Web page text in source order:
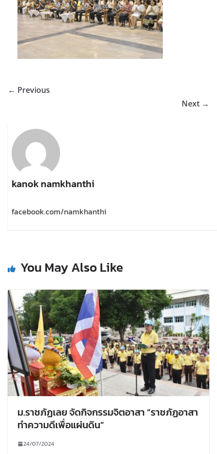
← Previous
Next →
kanok namkhanthi
facebook.com/namkhanthi
You May Also Like
ม.ราชภัฏเลย จัดกิจกรรมจิตอาสา “ราชภัฏอาสา
ทำความดีเพื่อแผ่นดิน”
24/07/2024